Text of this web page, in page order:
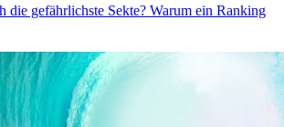
die gefährlichste Sekte? Warum ein Ranking